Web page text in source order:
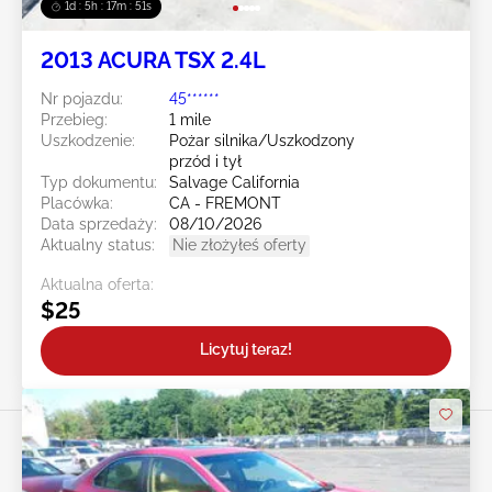
1d : 5h : 17m : 48s
2013 ACURA TSX 2.4L
Nr pojazdu:
45******
Przebieg:
1 mile
Uszkodzenie:
Pożar silnika/Uszkodzony
przód i tył
Typ dokumentu:
Salvage California
Placówka:
CA - FREMONT
Data sprzedaży:
08/10/2026
Aktualny status:
Nie złożyłeś oferty
Aktualna oferta:
$25
Licytuj teraz!